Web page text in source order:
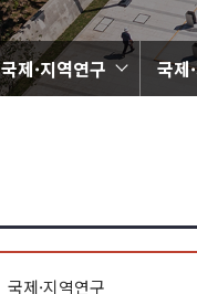
국제·지역연구 국제
국제·지역연구